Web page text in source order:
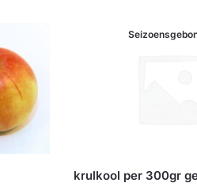
krulkool per 300gr